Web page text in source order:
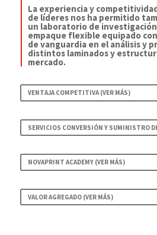
La experiencia y
de líderes nos ha permitido
un laboratorio de
empaque flexible equipado
de vanguardia en el análisis y
distintos laminados y
mercado.
VENTAJA COMPETITIVA (VER MÁS)
SERVICIOS CONVERSIÓN Y SUMINISTRO
NOVAPRINT ACADEMY (VER MÁS)
VALOR AGREGADO (VER MÁS)